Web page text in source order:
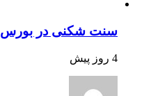
سنت شکنی در بورس
4 روز پیش